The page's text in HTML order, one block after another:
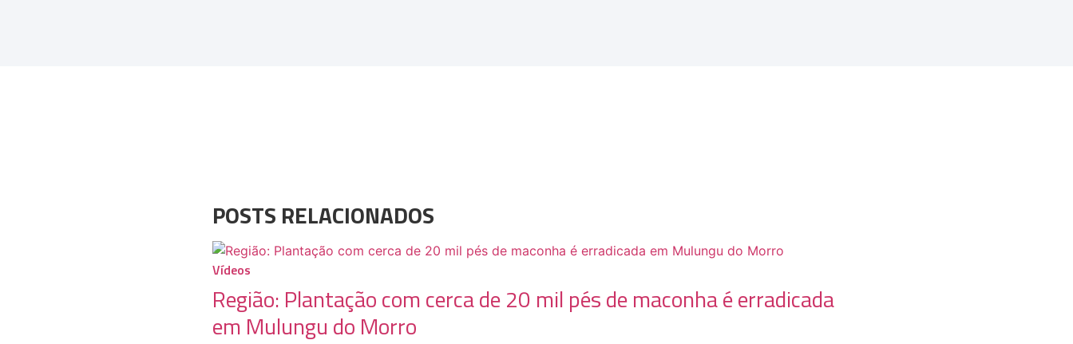
POSTS RELACIONADOS
Vídeos
Região: Plantação com cerca de 20 mil pés de maconha é erradicada
em Mulungu do Morro